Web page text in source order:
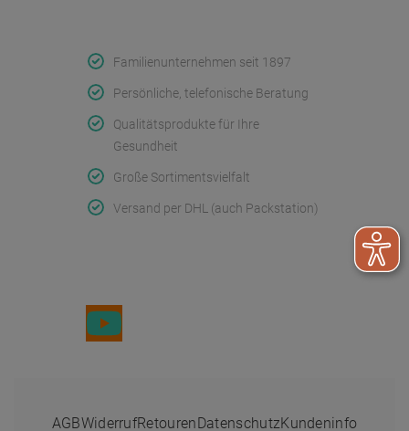
Familienunternehmen seit 1897
Persönliche, telefonische Beratung
Qualitätsprodukte für Ihre
Gesundheit
Große Sortimentsvielfalt
Versand per DHL (auch Packstation)
AGBWiderrufRetourenDatenschutzKundeninfo